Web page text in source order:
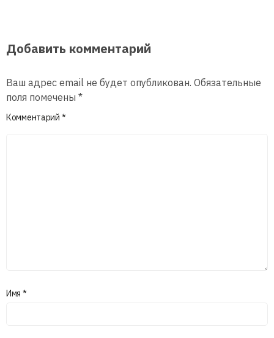
Добавить комментарий
Ваш адрес email не будет опубликован. Обязательные
поля помечены *
Комментарий *
Имя *